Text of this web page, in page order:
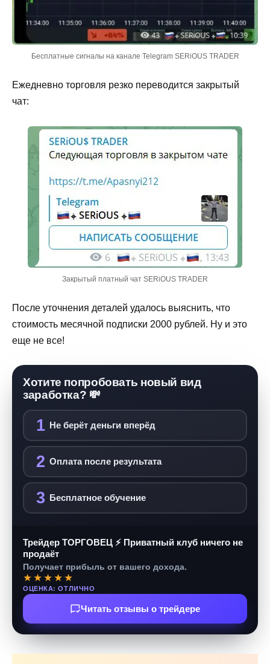
Бесплатные сигналы на канале Telegram SERiOUS TRADER
Ежедневно торговля резко переводится закрытый
чат:
Закрытый платный чат SERiOUS TRADER
После уточнения деталей удалось выяснить, что
стоимость месячной подписки 2000 рублей. Ну и это
еще не все!
Хотите попробовать новый вид
заработка? 💸
1 Не берёт деньги вперёд
2 Оплата после результата
3 Бесплатное обучение
Трейдер ТОРГОВЕЦ ⚡ Приватный клуб ничего не
продаёт
Получает прибыль от вашего дохода.
★★★★★
ОЦЕНКА: ОТЛИЧНО
Читать отзывы о трейдере